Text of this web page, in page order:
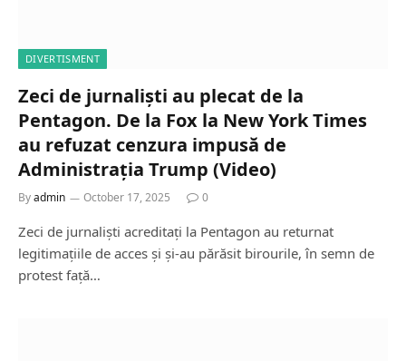
DIVERTISMENT
Zeci de jurnaliști au plecat de la
Pentagon. De la Fox la New York Times
au refuzat cenzura impusă de
Administrația Trump (Video)
Byadmin October 17, 2025 0
Zeci de jurnaliști acreditați la Pentagon au returnat
legitimațiile de acces și și-au părăsit birourile, în semn de
protest față…